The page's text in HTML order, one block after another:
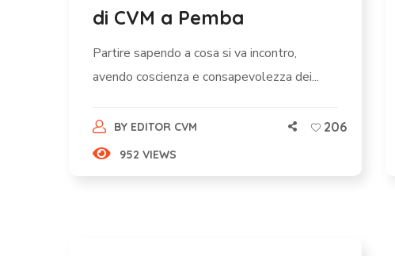
di CVM a Pemba
Partire sapendo a cosa si va incontro,
avendo coscienza e consapevolezza dei...
BY EDITOR CVM
952 VIEWS
206